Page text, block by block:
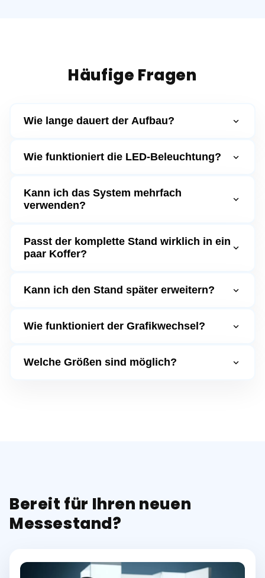
Häufige Fragen
Wie lange dauert der Aufbau?
Wie funktioniert die LED-Beleuchtung?
Kann ich das System mehrfach
verwenden?
Passt der komplette Stand wirklich in ein
paar Koffer?
Kann ich den Stand später erweitern?
Wie funktioniert der Grafikwechsel?
Welche Größen sind möglich?
Bereit für Ihren neuen
Messestand?